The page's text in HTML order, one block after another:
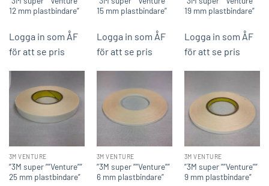
12 mm plastbindare”
Logga in som ÅF
för att se pris
15 mm plastbindare”
Logga in som ÅF
för att se pris
19 mm plastbindare”
Logga in som ÅF
för att se pris
3M VENTURE
”3M super ””Venture””
25 mm plastbindare”
3M VENTURE
”3M super ””Venture””
6 mm plastbindare”
3M VENTURE
”3M super ””Venture””
9 mm plastbindare”